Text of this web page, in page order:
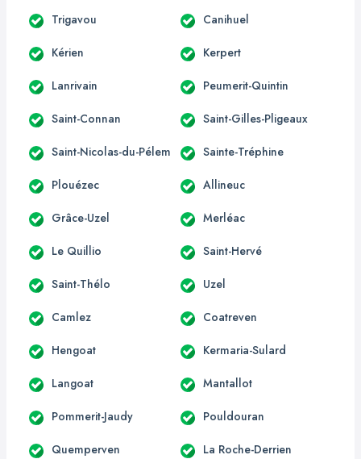
Trigavou Canihuel
Kérien Kerpert
Lanrivain Peumerit-Quintin
Saint-Connan Saint-Gilles-Pligeaux
Saint-Nicolas-du-Pélem Sainte-Tréphine
Plouézec Allineuc
Grâce-Uzel Merléac
Le Quillio Saint-Hervé
Saint-Thélo Uzel
Camlez Coatreven
Hengoat Kermaria-Sulard
Langoat Mantallot
Pommerit-Jaudy Pouldouran
Quemperven La Roche-Derrien